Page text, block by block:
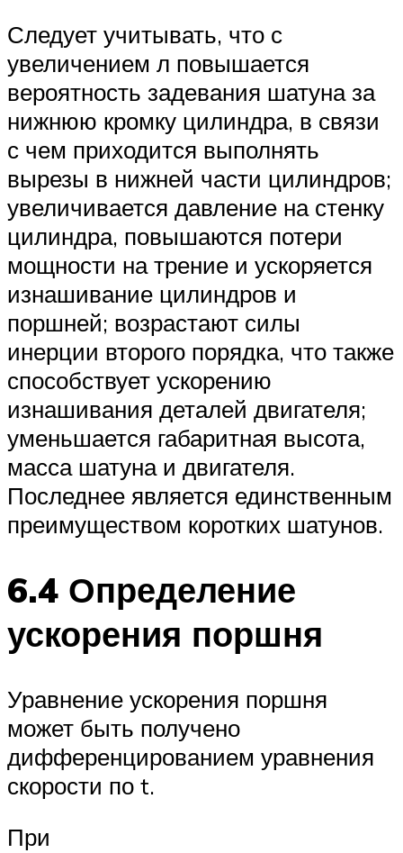
Следует учитывать, что с
увеличением л повышается
вероятность задевания шатуна за
нижнюю кромку цилиндра, в связи
с чем приходится выполнять
вырезы в нижней части цилиндров;
увеличивается давление на стенку
цилиндра, повышаются потери
мощности на трение и ускоряется
изнашивание цилиндров и
поршней; возрастают силы
инерции второго порядка, что также
способствует ускорению
изнашивания деталей двигателя;
уменьшается габаритная высота,
масса шатуна и двигателя.
Последнее является единственным
преимуществом коротких шатунов.
6.4 Определение
ускорения поршня
Уравнение ускорения поршня
может быть получено
дифференцированием уравнения
скорости по t.
При